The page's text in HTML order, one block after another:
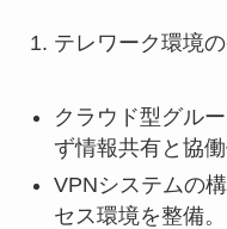
テレワーク環境
クラウド型グル
ず情報共有と協働
VPNシステムの
セス環境を整備。